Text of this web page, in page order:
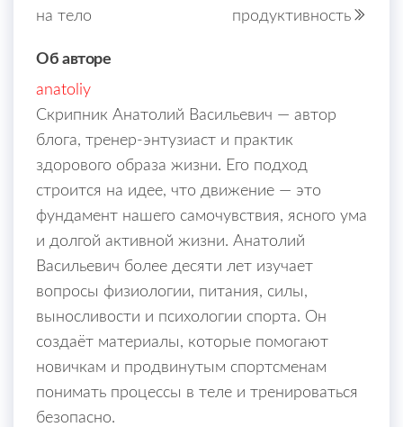
на тело
продуктивность
Об авторе
anatoliy
Скрипник Анатолий Васильевич — автор
блога, тренер-энтузиаст и практик
здорового образа жизни. Его подход
строится на идее, что движение — это
фундамент нашего самочувствия, ясного ума
и долгой активной жизни. Анатолий
Васильевич более десяти лет изучает
вопросы физиологии, питания, силы,
выносливости и психологии спорта. Он
создаёт материалы, которые помогают
новичкам и продвинутым спортсменам
понимать процессы в теле и тренироваться
безопасно.